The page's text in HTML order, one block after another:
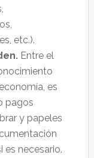
etc.).
Entre el
es
pagos
y papeles
es necesario.